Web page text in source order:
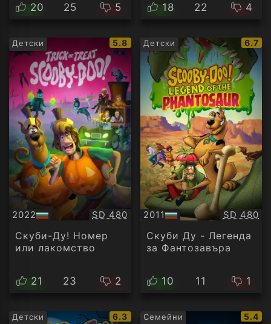
20
25 5 18 22 4
Детски
IMDb
рейтинг:
5.8
2022
БГ
аудио
Качество:
SD 480
Скуби-Ду! Номер
или лакомство
21 23 2
Детски
IMDb
6.7
2011
БГ
аудио
SD 480
Скуби Ду - Легенда
за Фантозавъра
10 11 1
Детски
IMDb
6.3 Семейни
IMDb
5.4